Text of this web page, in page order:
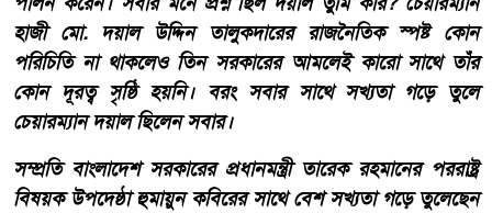
হাজী মো. দয়াল উদ্দিন তালুকদারের রাজনৈতিক স্পষ্ট কোন
পরিচিতি না থাকলেও তিন সরকারের আমলেই কারো সাথে তাঁর
কোন দূরত্ব সৃষ্ঠি হয়নি। বরং সবার সাথে সখ্যতা গড়ে তুলে
চেয়ারম্যান দয়াল ছিলেন সবার।
সম্প্রতি বাংলাদেশ সরকারের প্রধানমন্ত্রী তারেক রহমানের পররাষ্ট্র
বিষয়ক উপদেষ্ঠা হুমায়ুন কবিরের সাথে বেশ সখ্যতা গড়ে তুলেছেন